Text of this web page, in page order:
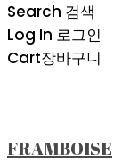
Search 검색
Log In 로그인
Cart장바구니
FRAMBOISE